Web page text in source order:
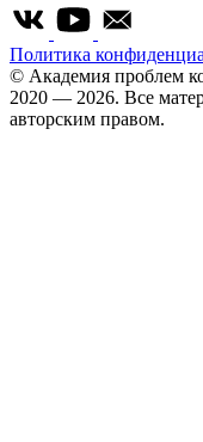
Политика
© Академия проблем
2020 — 2026. Все
авторским правом.